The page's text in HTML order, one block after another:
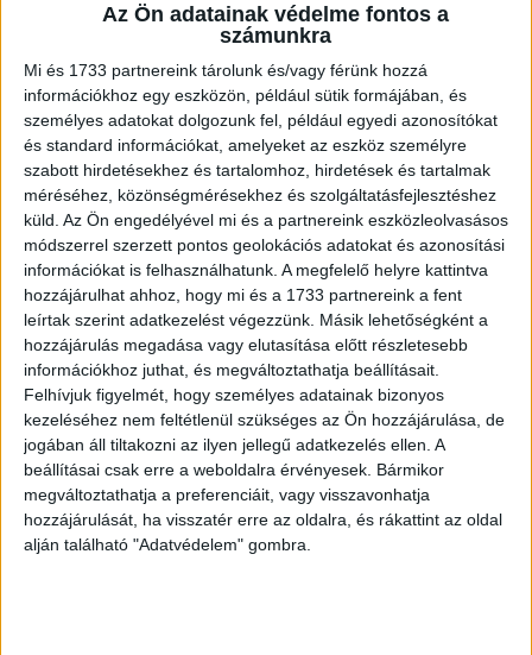
Az Ön adatainak védelme fontos a
számunkra
Mi és 1733 partnereink tárolunk és/vagy férünk hozzá
információkhoz egy eszközön, például sütik formájában, és
személyes adatokat dolgozunk fel, például egyedi azonosítókat
és standard információkat, amelyeket az eszköz személyre
szabott hirdetésekhez és tartalomhoz, hirdetések és tartalmak
méréséhez, közönségmérésekhez és szolgáltatásfejlesztéshez
küld. Az Ön engedélyével mi és a partnereink eszközleolvasásos
módszerrel szerzett pontos geolokációs adatokat és azonosítási
információkat is felhasználhatunk. A megfelelő helyre kattintva
hozzájárulhat ahhoz, hogy mi és a 1733 partnereink a fent
leírtak szerint adatkezelést végezzünk. Másik lehetőségként a
hozzájárulás megadása vagy elutasítása előtt részletesebb
információkhoz juthat, és megváltoztathatja beállításait.
Felhívjuk figyelmét, hogy személyes adatainak bizonyos
kezeléséhez nem feltétlenül szükséges az Ön hozzájárulása, de
jogában áll tiltakozni az ilyen jellegű adatkezelés ellen. A
beállításai csak erre a weboldalra érvényesek. Bármikor
megváltoztathatja a preferenciáit, vagy visszavonhatja
hozzájárulását, ha visszatér erre az oldalra, és rákattint az oldal
alján található "Adatvédelem" gombra.
fotó mindent visz! A képet a hozzászólásoknál láthatod.
magára vontaCsézy közösségi oldalán egy igazán békés,...
Mindenegyben blog
2026. június 22. (hétfő), 14:33
Kertedben fekete rigó van ? Akkor most jól figyelj, ezt jelenti: